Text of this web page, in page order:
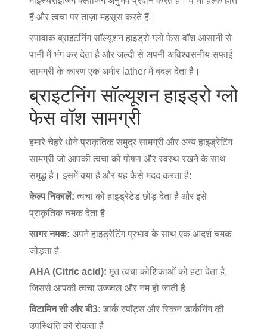
हैं और त्वचा पर ताज़ा महसूस करते हैं।
स्पावाक ब्राइटनिंग सॉल्यूशन हाइड्रो ग्लो फेस वॉशआसानी से
पानी में भंग कर देता है और जल्दी से अपनी अविश्वसनीय सफाई
सामग्री के कारण एक अमीर lather में बदल देता है।
ब्राइटनिंग सॉल्यूशन हाइड्रो ग्लो
फेस वॉश सामग्री
हमारे चेहरे धोने प्राकृतिक समुद्र सामग्री और अन्य हाइड्रेटिंग
सामग्री जो आपकी त्वचा को पोषण और स्वस्थ रखने के साथ
समृद्ध है। इसमें क्या है और यह कैसे मदद करता है:
केल्प निकालें: त्वचा को हाइड्रेटेड छोड़ देता है और इसे
प्राकृतिक चमक देता है
सागर नमक: अपने हाइड्रेटिंग प्रभाव के साथ एक आदर्श चमक
जोड़ता है
AHA (Citric acid): मृत त्वचा कोशिकाओं को हटा देता है,
जिससे आपकी त्वचा उज्ज्वल और नम हो जाती है
विटामिन सी और बी3: डार्क स्पॉट्स और स्किन डार्कनिंग की
उपस्थिति को रोकता है